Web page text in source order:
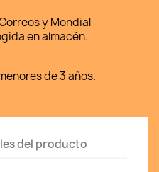
y Mondial
en almacén.
de 3 años.
del producto